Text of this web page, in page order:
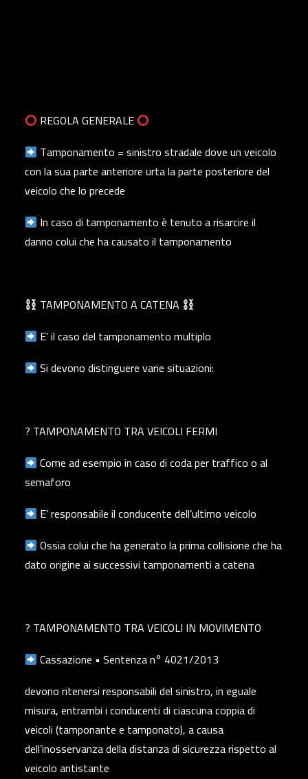
REGOLA GENERALE
Tamponamento = sinistro stradale dove un veicolo
con la sua parte anteriore urta la parte posteriore del
veicolo che lo precede
In caso di tamponamento è tenuto a risarcire il
danno colui che ha causato il tamponamento
TAMPONAMENTO A CATENA
E’ il caso del tamponamento multiplo
Si devono distinguere varie situazioni:
?️ TAMPONAMENTO TRA VEICOLI FERMI
Come ad esempio in caso di coda per traffico o al
semaforo
E’ responsabile il conducente dell’ultimo veicolo
Ossia colui che ha generato la prima collisione che ha
dato origine ai successivi tamponamenti a catena
?️ TAMPONAMENTO TRA VEICOLI IN MOVIMENTO
Cassazione • Sentenza n° 4021/2013
devono ritenersi responsabili del sinistro, in eguale
misura, entrambi i conducenti di ciascuna coppia di
veicoli (tamponante e tamponato), a causa
dell’inosservanza della distanza di sicurezza rispetto al
veicolo antistante